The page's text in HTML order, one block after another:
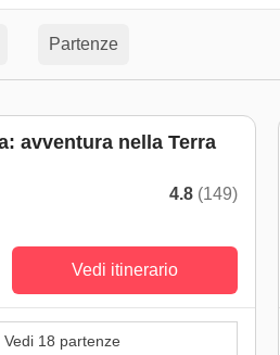
Partenze
avventura nella Terra
4.8 (149)
Vedi itinerario
Vedi 18 partenze